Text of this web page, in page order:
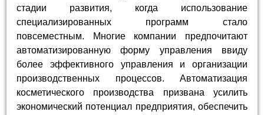
стадии развития, когда использование
специализированных программ стало
повсеместным. Многие компании предпочитают
автоматизированную форму управления ввиду
более эффективного управления и организации
производственных процессов. Автоматизация
косметического производства призвана усилить
экономический потенциал предприятия, обеспечить